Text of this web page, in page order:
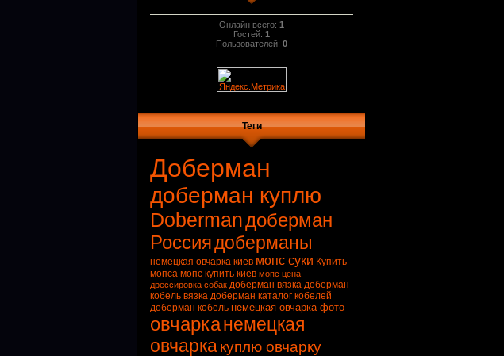
Онлайн всего: 1
Гостей: 1
Пользователей: 0
Теги
Доберман
доберман куплю
Dobermanдоберман
Россиядоберманы
немецкая овчарка киев мопс суки Купить
мопса мопс купить киев мопс цена
дрессировка собак доберман вязка доберман
кобель вязка доберман каталог кобелей
доберман кобель немецкая овчарка фото
овчарканемецкая
овчаркакуплю овчарку